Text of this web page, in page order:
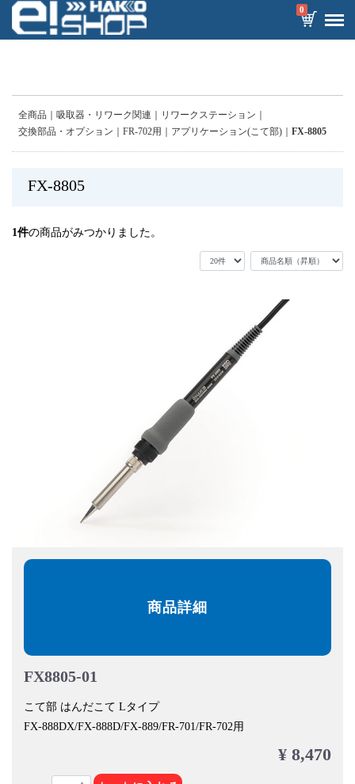
0
全商品 吸取器・リワーク関連
リワークステーション
交換部品・オプション
FR-702用 アプリケーション(こて部) FX-8805
FX-8805
1件の商品がみつかりました。
商品詳細
FX8805-01
こて部 はんだこて Lタイプ
FX-888DX/FX-888D/FX-889/FR-701/FR-702用
¥ 8,470